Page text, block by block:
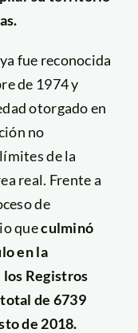
fue reconocida
de 1974 y
otorgado en
no
de la
real. Frente a
de
queculminó
en la
Registros
de 6739
de 2018.